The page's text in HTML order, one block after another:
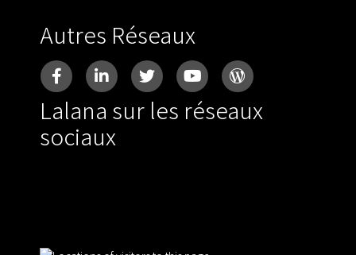
Autres Réseaux
Lalana sur les réseaux
sociaux